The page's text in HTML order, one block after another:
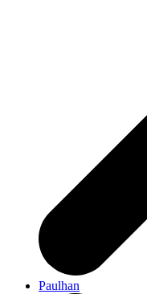
Paulhan